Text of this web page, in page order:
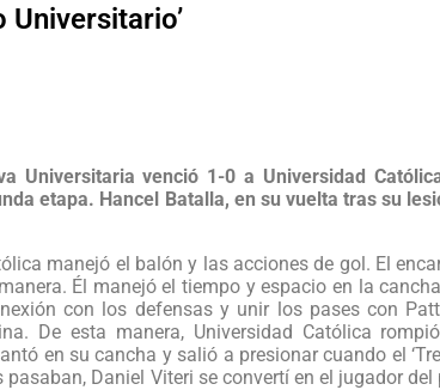
Universitario’
Universitaria venció 1-0 a Universidad
etapa. Hancel Batalla, en su vuelta tras su
manejó el balón y las acciones de gol. El
Él manejó el tiempo y espacio en la
con los defensas y unir los pases con
De esta manera, Universidad Católica
en su cancha y salió a presionar cuando el
Daniel Viteri se convertí en el jugador del